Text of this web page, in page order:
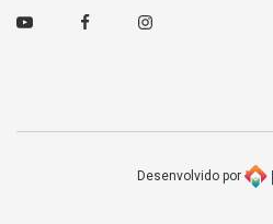
Youtube FacebookInstagram
Desenvolvido por